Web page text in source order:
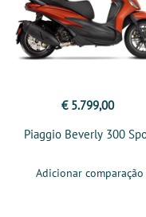
€ 5.799,00
Piaggio Beverly 300
Adicionar comparação